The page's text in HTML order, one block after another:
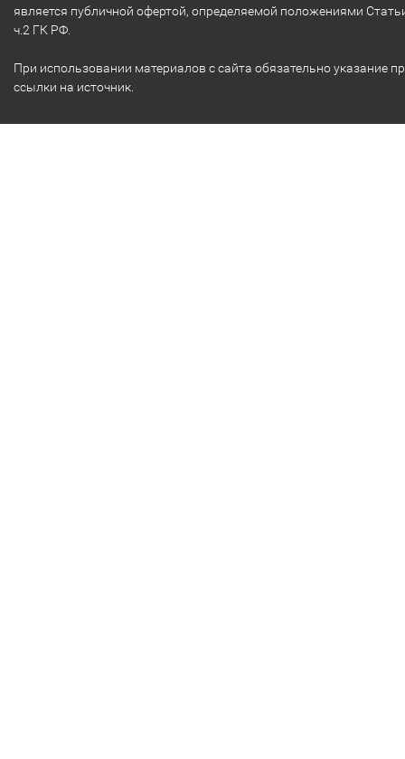
является публичной офертой, определяемой положениями
ч.2 ГК РФ.
При использовании материалов с сайта обязательно указание
ссылки на источник.